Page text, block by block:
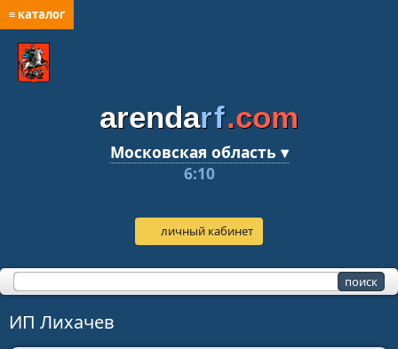
≡ каталог
arendarf.com
Московская область ▾
6:10
личный кабинет
ИП Лихачев